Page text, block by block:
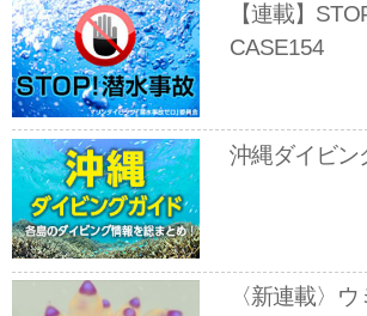
【連載】
CASE154
沖縄ダイビン
〈新連載〉